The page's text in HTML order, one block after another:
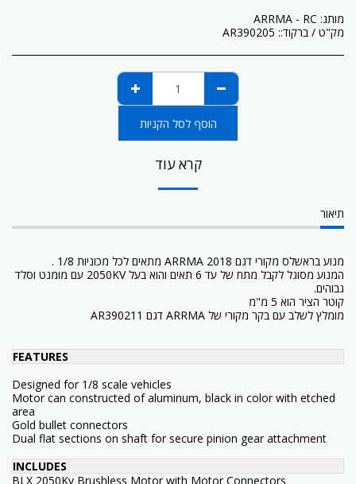
מותג: ARRMA - RC
מק"ט / ברקוד:: AR390205
הוסף לסל הקניות
קרא עוד
תיאור
מנוע בראשלס מקורי דגם 2018 ARRMA מתאים לכל מכוניות 1/8 .
המנוע מסוגל לקבל מתח של עד 6 תאים והוא בעל 2050KV עם מומנט וסלד
גבוהים.
קוטר הציר הוא 5 מ"מ
מומלץ לשלב עם בקר מקורי של ARRMA דגם AR390211
FEATURES
Designed for 1/8 scale vehicles
Motor can constructed of aluminum, black in color with etched
area
Gold bullet connectors
Dual flat sections on shaft for secure pinion gear attachment
INCLUDES
BLX 2050Kv Brushless Motor with Motor Connectors